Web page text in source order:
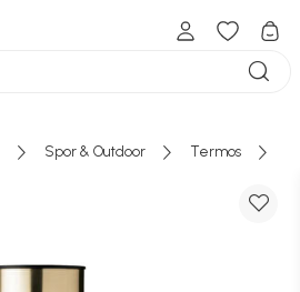
Spor & Outdoor Termos